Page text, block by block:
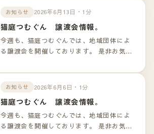
お知らせ 2026年6月13日・1分
猫庭つむぐん 譲渡会情報。
今週も、猫庭つむぐんでは、地域団体によ
る譲渡会を開催しております。 是非お気軽
ンクよりご確認下さいませ。
お知らせ 2026年6月6日・1分
猫庭つむぐん 譲渡会情報。
今週も、猫庭つむぐんでは、地域団体によ
る譲渡会を開催しております。 是非お気軽